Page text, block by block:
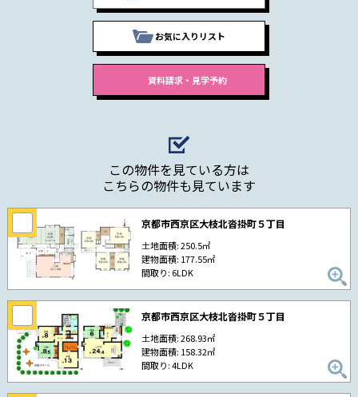
お気に入りリスト
この物件を見ている方は
こちらの物件も見ています
京都市西京区大枝北沓掛町５丁目
土地面積: 250.5㎡
建物面積: 177.55㎡
間取り: 6LDK
京都市西京区大枝北沓掛町５丁目
土地面積: 268.93㎡
建物面積: 158.32㎡
間取り: 4LDK